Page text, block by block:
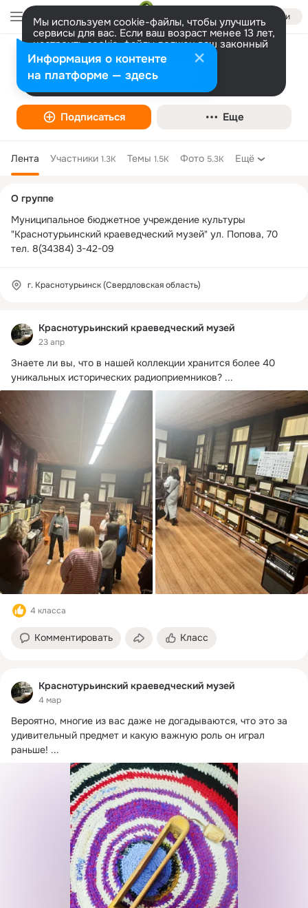
Войти
Мы используем cookie-файлы, чтобы улучшить
сервисы для вас. Если ваш возраст менее 13 лет,
настроить cookie-файлы должен ваш законный
представитель. Больше информации
Разрешить все Настроить
Краснотурьинский краеведческий музей
Подписаться Еще
Лента Участники 1.3K Темы 1.5K Фото 5.3K Ещё
Краснотурьинский краеведческий музей
23 апр
Знаете ли вы, что в нашей коллекции хранится более 40
уникальных исторических радиоприемников? ...
4 класса
Комментировать Класс
Краснотурьинский краеведческий музей
4 мар
Вероятно, многие из вас даже не догадываются, что это за
удивительный предмет и какую важную роль он играл
раньше! ...
колонка
О группе
Муниципальное бюджетное учреждение культуры
"Краснотурьинский краеведческий музей" ул. Попова, 70
тел. 8(34384) 3-42-09
г. Краснотурьинск (Свердловская область)
Информация о контенте
на платформе — здесь